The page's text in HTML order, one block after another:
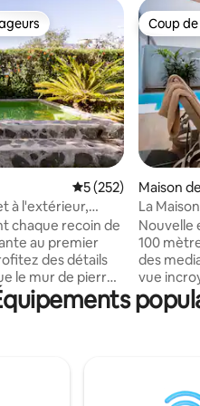
les plus appréciés
Évaluation
5 (252)
à l'extérieur,
et petite
chaque recoin de
au premier
le mur de pierre
en bois. Plus de
d'électricité est
piscine
Coup
Coup
Maison
La
Nouvelle
100
des
vue
Tenerife et le
privée
que de